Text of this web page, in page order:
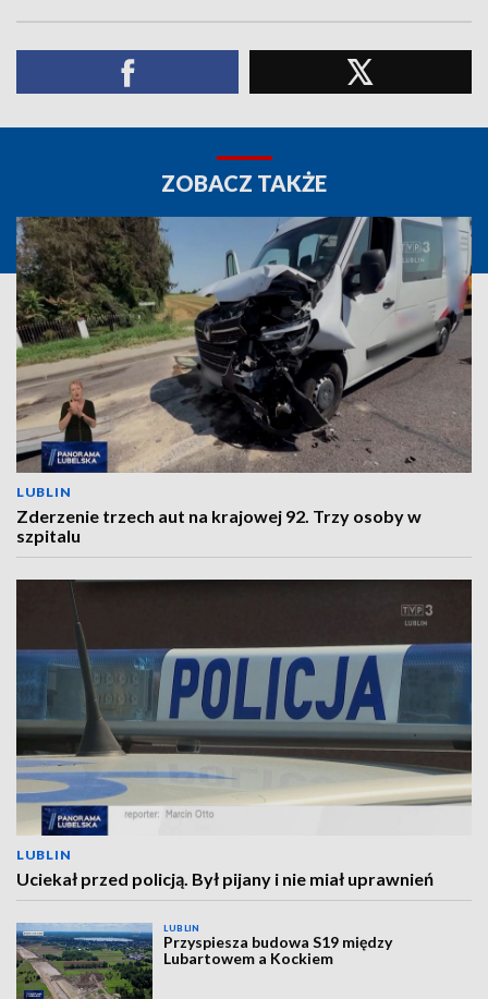
ZOBACZ TAKŻE
LUBLIN
Zderzenie trzech aut na krajowej 92. Trzy osoby w
szpitalu
LUBLIN
Uciekał przed policją. Był pijany i nie miał uprawnień
LUBLIN
Przyspiesza budowa S19 między
Lubartowem a Kockiem